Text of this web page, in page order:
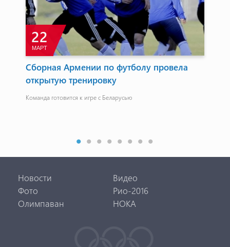
22
МАРТ
Сборная Армении по футболу провела
открытую тренировку
Команда готовится к игре с Беларусью
Новости
Видео
Фото
Рио-2016
Олимпаван
НОКА